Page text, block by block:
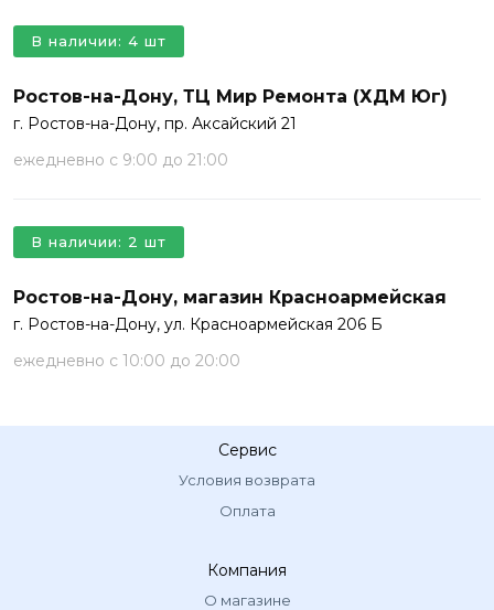
Ростов-на-Дону, ТЦ Мир Ремонта (ХДМ Юг)
г. Ростов-на-Дону, пр. Аксайский 21
ежедневно с 9:00 до 21:00
В наличии: 4 шт
Ростов-на-Дону, магазин Красноармейская
г. Ростов-на-Дону, ул. Красноармейская 206 Б
ежедневно с 10:00 до 20:00
В наличии: 2 шт
Сервис
Условия возврата
Оплата
Компания
О магазине